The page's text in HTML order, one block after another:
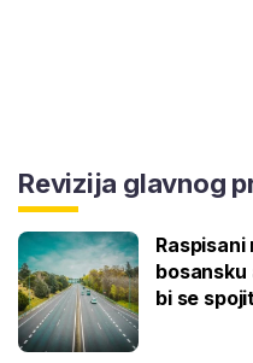
Revizija glavnog
bi se